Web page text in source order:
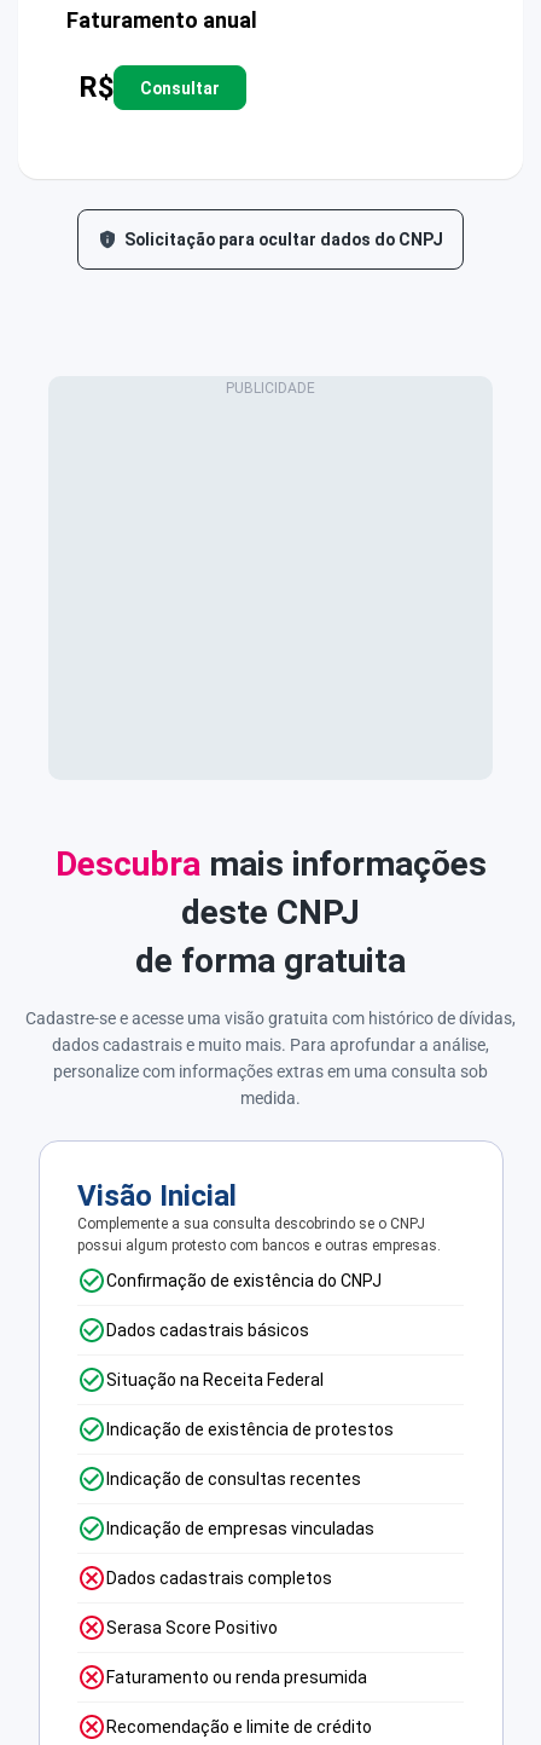
Faturamento anual
R$ Consultar
Solicitação para ocultar dados do CNPJ
Descubra mais informações
deste CNPJ
de forma gratuita
Cadastre-se e acesse uma visão gratuita com histórico de dívidas,
dados cadastrais e muito mais. Para aprofundar a análise,
personalize com informações extras em uma consulta sob
medida.
Visão Inicial
Complemente a sua consulta descobrindo se o CNPJ
possui algum protesto com bancos e outras empresas.
Confirmação de existência do CNPJ
Dados cadastrais básicos
Situação na Receita Federal
Indicação de existência de protestos
Indicação de consultas recentes
Indicação de empresas vinculadas
Dados cadastrais completos
Serasa Score Positivo
Faturamento ou renda presumida
Recomendação e limite de crédito